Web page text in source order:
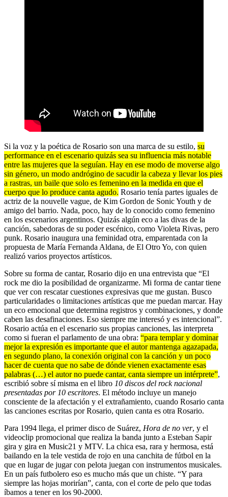
Si la voz y la poética de Rosario son una marca de su estilo, su
performance en el escenario quizás sea su influencia más notable
entre las mujeres que la seguían. Hay en ese modo de moverse algo
sin género, un modo andrógino de sacudir la cabeza y llevar los pies
a rastras, un baile que solo es femenino en la medida en que el
cuerpo que lo produce canta agudo. Rosario tenía partes iguales de
actriz de la nouvelle vague, de Kim Gordon de Sonic Youth y de
amigo del barrio. Nada, poco, hay de lo conocido como femenino
en los escenarios argentinos. Quizás algún eco a las divas de la
canción, sabedoras de su poder escénico, como Violeta Rivas, pero
punk. Rosario inaugura una feminidad otra, emparentada con la
propuesta de María Fernanda Aldana, de El Otro Yo, con quien
realizó varios proyectos artísticos.
Sobre su forma de cantar, Rosario dijo en una entrevista que “El
rock me dio la posibilidad de organizarme. Mi forma de cantar tiene
que ver con rescatar cuestiones expresivas que me gustan. Busco
particularidades o limitaciones artísticas que me puedan marcar. Hay
un eco emocional que determina registros y combinaciones, y donde
caben las desafinaciones. Eso siempre me interesó y es intencional”.
Rosario actúa en el escenario sus propias canciones, las interpreta
como si fueran el parlamento de una obra: “para templar y dominar
mejor la expresión es importante que el autor mantenga agazapada,
en segundo plano, la conexión original con la canción y un poco
hacer de cuenta que no sabe de dónde vienen exactamente esas
palabras (…) el autor no puede cantar, canta siempre un intérprete”,
escribió sobre sí misma en el libro 10 discos del rock nacional
presentadas por 10 escritores. El método incluye un manejo
consciente de la afectación y el extrañamiento, cuando Rosario canta
las canciones escritas por Rosario, quien canta es otra Rosario.
Para 1994 llega, el primer disco de Suárez, Hora de no ver, y el
videoclip promocional que realiza la banda junto a Esteban Sapir
gira y gira en Music21 y MTV. La chica esa, rara y hermosa, está
bailando en la tele vestida de rojo en una canchita de fútbol en la
que en lugar de jugar con pelota juegan con instrumentos musicales.
En un país futbolero eso es mucho más que un chiste. “Y para
siempre las hojas morirían”, canta, con el corte de pelo que todas
íbamos a tener en los 90-2000.